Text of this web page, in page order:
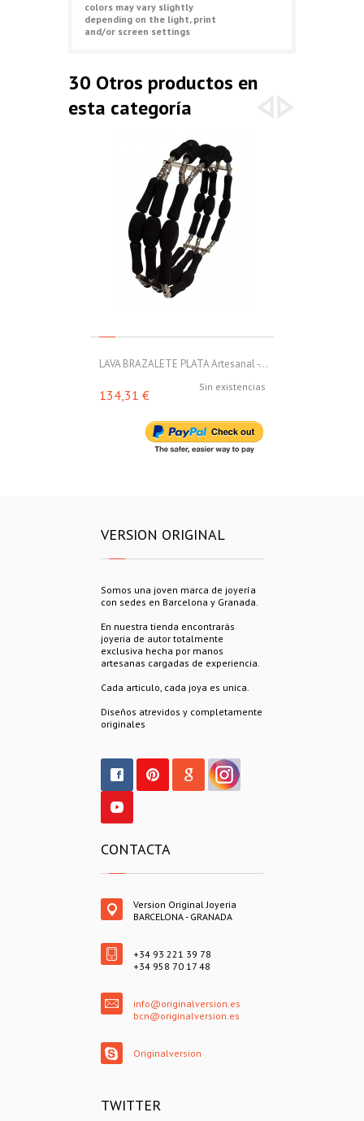
colors may vary slightly
depending on the light, print
and/or screen settings
30 Otros productos en
esta categoría
LAVA BRAZALETE PLATA Artesanal -...
Sin existencias
134,31 €
VERSION ORIGINAL
Somos una joven marca de joyería
con sedes en Barcelona y Granada.
En nuestra tienda encontrarás
joyeria de autor totalmente
exclusiva hecha por manos
artesanas cargadas de experiencia.
Cada articulo, cada joya es unica.
Diseños atrevidos y completamente
originales
CONTACTA
Version Original Joyeria
BARCELONA - GRANADA
+34 93 221 39 78
+34 958 70 17 48
info@originalversion.es
bcn@originalversion.es
Originalversion
TWITTER